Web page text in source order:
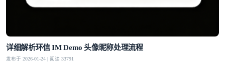
详细解析环信 IM Demo 头像昵称处理流程
发布于 2026-01-24 | 阅读 33791